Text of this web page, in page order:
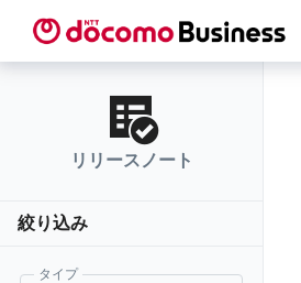
リリースノート
絞り込み
タイプ